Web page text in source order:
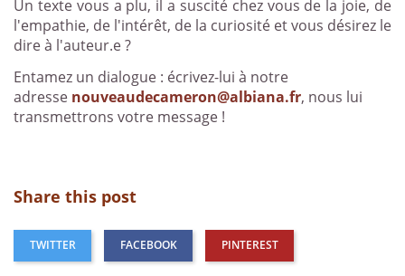
Un texte vous a plu, il a suscité chez vous de la joie, de
l'empathie, de l'intérêt, de la curiosité et vous désirez le
dire à l'auteur.e ?
Entamez un dialogue : écrivez-lui à notre
adresse nouveaudecameron@albiana.fr, nous lui
transmettrons votre message !
Share this post
TWITTER FACEBOOK PINTEREST